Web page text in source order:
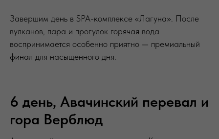
Завершим день в SPA-комплексе «Лагуна». После
вулканов, пара и прогулок горячая вода
воспринимается особенно приятно — премиальный
финал для насыщенного дня.
6 день, Авачинский перевал и
гора Верблюд